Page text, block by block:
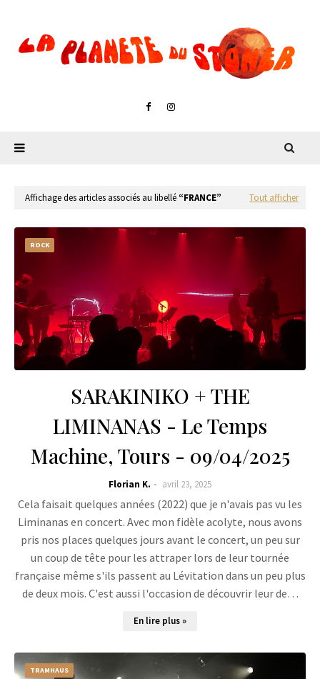
Affichage des articles associés au libellé FRANCE Tout afficher
ROCK
SARAKINIKO + THE
LIMINANAS - Le Temps
Machine, Tours - 09/04/2025
Florian K. avril 23, 2025
Cela faisait quelques années (2022) que je n'avais pas vu les
Liminanas en concert. Avec mon fidèle acolyte, nous avons
pris nos places quelques jours avant le concert, un peu sur
un coup de tête pour les attraper lors de leur tournée
française même s'ils passent au Lévitation dans un peu plus
de deux mois. C'est aussi l'occasion de découvrir leur de…
En lire plus »
TRAMHAUS